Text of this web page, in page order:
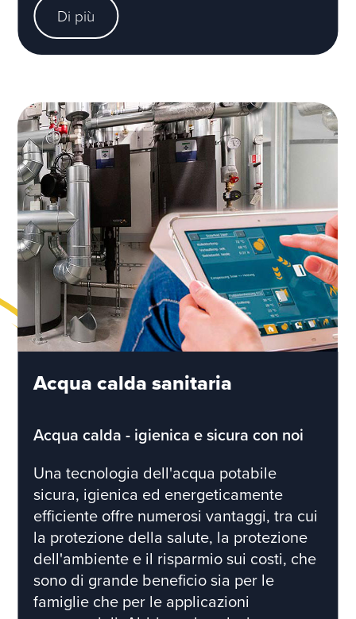
Di più
Acqua calda sanitaria
Acqua calda - igienica e sicura con noi
Una tecnologia dell'acqua potabile
sicura, igienica ed energeticamente
efficiente offre numerosi vantaggi, tra cui
la protezione della salute, la protezione
dell'ambiente e il risparmio sui costi, che
sono di grande beneficio sia per le
famiglie che per le applicazioni